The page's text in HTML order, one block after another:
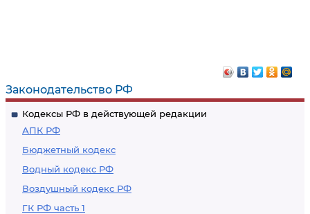
Законодательство РФ
Кодексы РФ в действующей редакции
АПК РФ
Бюджетный кодекс
Водный кодекс РФ
Воздушный кодекс РФ
ГК РФ часть 1